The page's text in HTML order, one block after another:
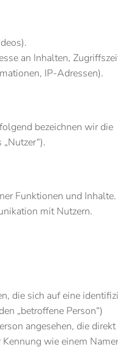
an Inhalten,
IP-Adressen).
bezeichnen wir die
Funktionen und Inhalte.
mit Nutzern.
die sich auf eine
„betroffene Person“)
angesehen, die direkt
wie einem